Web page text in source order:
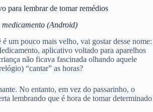
para lembrar de tomar remédios
medicamento (Android)
um pouco mais velho, vai gostar desse nome:
aplicativo voltado para aparelhos
não ficava fascinada olhando aquele
“cantar” as horas?
No entanto, em vez do passarinho, o
lembrando que é hora de tomar determinado